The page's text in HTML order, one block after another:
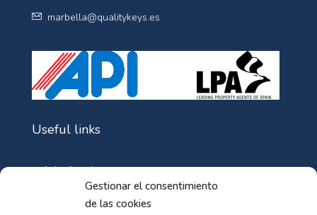
Gestionar el consentimiento
de las cookies
marbella@qualitykeys.es
Useful links
Aviso Legal
Política de Cookies